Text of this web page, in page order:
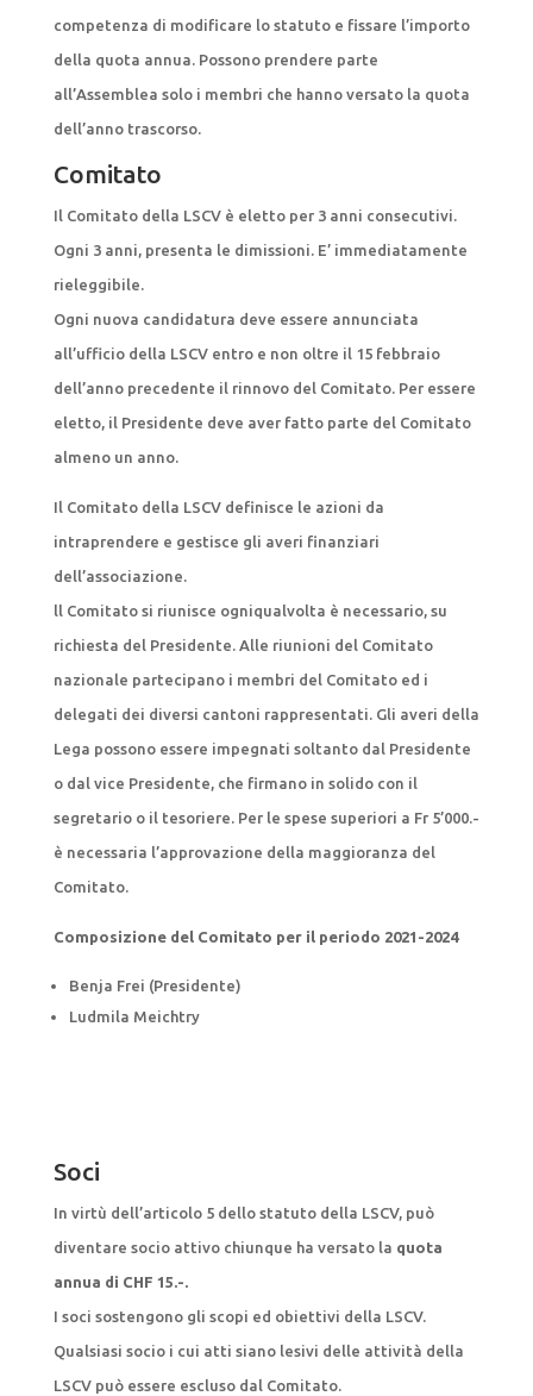
competenza di modificare lo statuto e fissare l’importo
della quota annua. Possono prendere parte
all’Assemblea solo i membri che hanno versato la quota
dell’anno trascorso.
Comitato
Il Comitato della LSCV è eletto per 3 anni consecutivi.
Ogni 3 anni, presenta le dimissioni. E’ immediatamente
rieleggibile.
Ogni nuova candidatura deve essere annunciata
all’ufficio della LSCV entro e non oltre il 15 febbraio
dell’anno precedente il rinnovo del Comitato. Per essere
eletto, il Presidente deve aver fatto parte del Comitato
almeno un anno.
Il Comitato della LSCV definisce le azioni da
intraprendere e gestisce gli averi finanziari
dell’associazione.
ll Comitato si riunisce ogniqualvolta è necessario, su
richiesta del Presidente. Alle riunioni del Comitato
nazionale partecipano i membri del Comitato ed i
delegati dei diversi cantoni rappresentati. Gli averi della
Lega possono essere impegnati soltanto dal Presidente
o dal vice Presidente, che firmano in solido con il
segretario o il tesoriere. Per le spese superiori a Fr 5’000.-
è necessaria l’approvazione della maggioranza del
Comitato.
Composizione del Comitato per il periodo 2021-2024
Benja Frei (Presidente)
Ludmila Meichtry
Soci
In virtù dell’articolo 5 dello statuto della LSCV, può
diventare socio attivo chiunque ha versato la quota
annua di CHF 15.-.
I soci sostengono gli scopi ed obiettivi della LSCV.
Qualsiasi socio i cui atti siano lesivi delle attività della
LSCV può essere escluso dal Comitato.